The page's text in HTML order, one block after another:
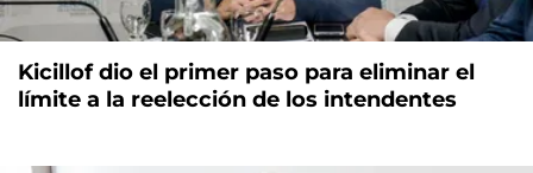
Kicillof dio el primer paso para eliminar el
límite a la reelección de los intendentes